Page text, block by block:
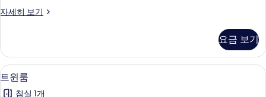
보
자세히 보기
더
세
히
보
요금 보기
트
윈
7
트윈룸
침실 1개